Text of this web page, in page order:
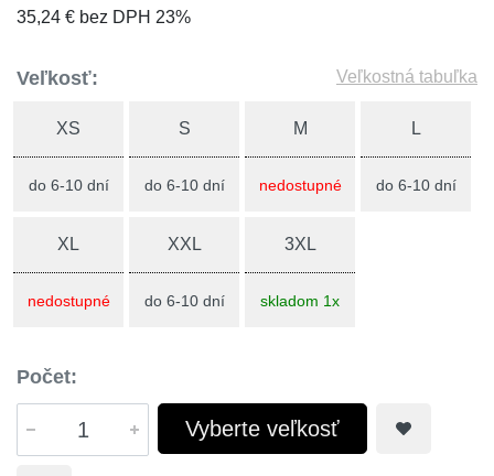
35,24 € bez DPH 23%
Veľkosť: Veľkostná tabuľka
XS
do 6-10 dní
S
do 6-10 dní
M
nedostupné
L
do 6-10 dní
XL
nedostupné
XXL
do 6-10 dní
3XL
skladom 1x
Počet:
Vyberte veľkosť